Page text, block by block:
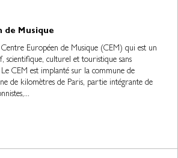
de Musique
Européen de Musique (CEM) qui est un
scientifique, culturel et touristique sans
CEM est implanté sur la commune de
de kilomètres de Paris, partie intégrante de